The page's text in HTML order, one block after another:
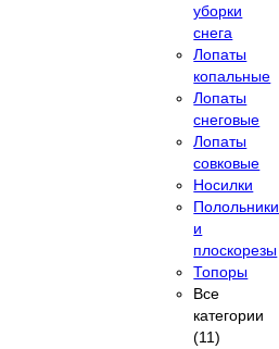
уборки
снега
Лопаты
копальные
Лопаты
снеговые
Лопаты
совковые
Носилки
Полольники
и
плоскорезы
Топоры
Все
категории
(11)